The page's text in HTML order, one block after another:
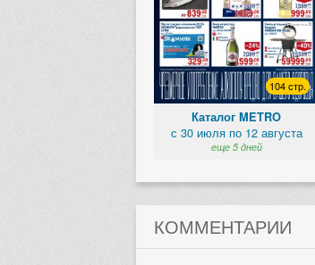
104 стр.
Каталог METRO
с 30 июля по 12 августа
еще 5 дней
КОММЕНТАРИИ